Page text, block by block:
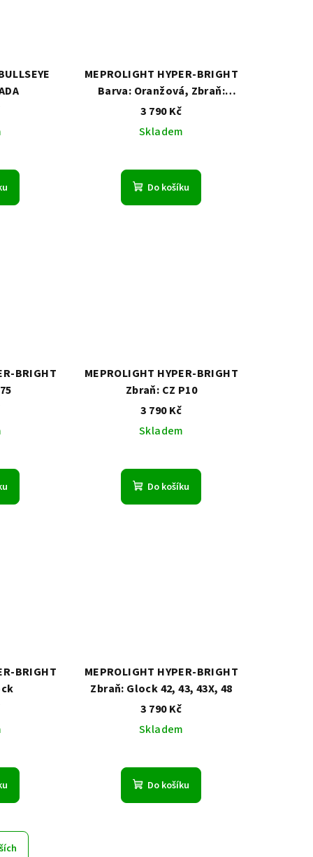
MEPROLIGHT HYPER-BRIGHT
Barva: Oranžová, Zbraň:
Canik
3 790 Kč
Skladem
Do košíku
BRIGHT
MEPROLIGHT HYPER-BRIGHT
Zbraň: CZ P10
3 790 Kč
Skladem
Do košíku
BRIGHT
MEPROLIGHT HYPER-BRIGHT
Zbraň: Glock 42, 43, 43X, 48
3 790 Kč
Skladem
Do košíku